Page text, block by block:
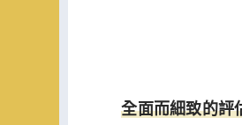
全面而細致的評